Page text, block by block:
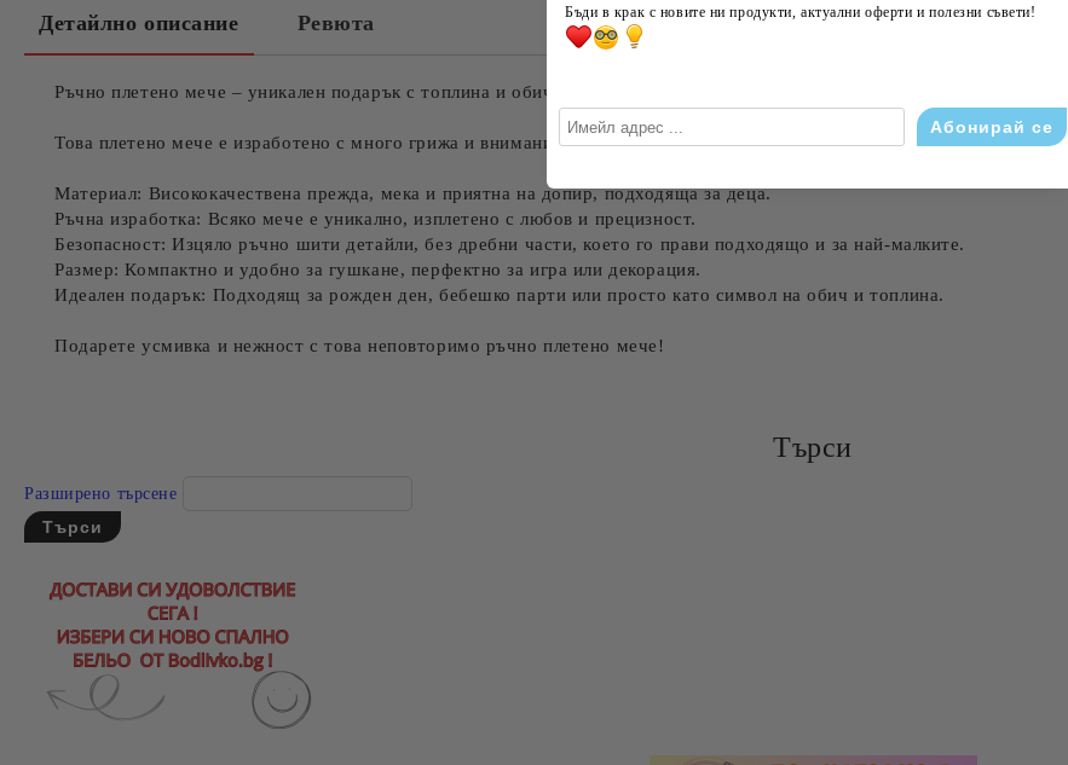
Детайлно описание Ревюта
Ръчно плетено мече – уникален подарък с топлина и обич
Това плетено мече е изработено с много грижа и внимание към детайла, за да донесе радост и уют на малки и големи.
Материал: Висококачествена прежда, мека и приятна на допир, подходяща за деца.
Ръчна изработка: Всяко мече е уникално, изплетено с любов и прецизност.
Безопасност: Изцяло ръчно шити детайли, без дребни части, което го прави подходящо и за най-малките.
Размер: Компактно и удобно за гушкане, перфектно за игра или декорация.
Идеален подарък: Подходящ за рожден ден, бебешко парти или просто като символ на обич и топлина.
Подарете усмивка и нежност с това неповторимо ръчно плетено мече!
Търси
Разширено търсене
Бъди в крак с новите ни продукти, актуални оферти и полезни съвети!